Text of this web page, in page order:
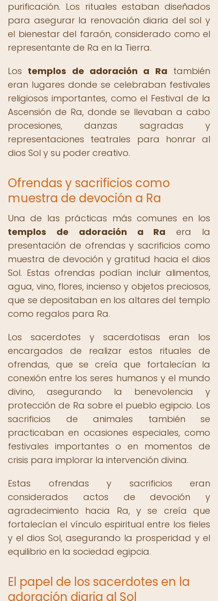
purificación. Los rituales estaban diseñados
para asegurar la renovación diaria del sol y
el bienestar del faraón, considerado como el
representante de Ra en la Tierra.
Los templos de adoración a Ra también
eran lugares donde se celebraban festivales
religiosos importantes, como el Festival de la
Ascensión de Ra, donde se llevaban a cabo
procesiones, danzas sagradas y
representaciones teatrales para honrar al
dios Sol y su poder creativo.
Ofrendas y sacrificios como
muestra de devoción a Ra
Una de las prácticas más comunes en los
templos de adoración a Ra era la
presentación de ofrendas y sacrificios como
muestra de devoción y gratitud hacia el dios
Sol. Estas ofrendas podían incluir alimentos,
agua, vino, flores, incienso y objetos preciosos,
que se depositaban en los altares del templo
como regalos para Ra.
Los sacerdotes y sacerdotisas eran los
encargados de realizar estos rituales de
ofrendas, que se creía que fortalecían la
conexión entre los seres humanos y el mundo
divino, asegurando la benevolencia y
protección de Ra sobre el pueblo egipcio. Los
sacrificios de animales también se
practicaban en ocasiones especiales, como
festivales importantes o en momentos de
crisis para implorar la intervención divina.
Estas ofrendas y sacrificios eran
considerados actos de devoción y
agradecimiento hacia Ra, y se creía que
fortalecían el vínculo espiritual entre los fieles
y el dios Sol, asegurando la prosperidad y el
equilibrio en la sociedad egipcia.
El papel de los sacerdotes en la
adoración diaria al Sol